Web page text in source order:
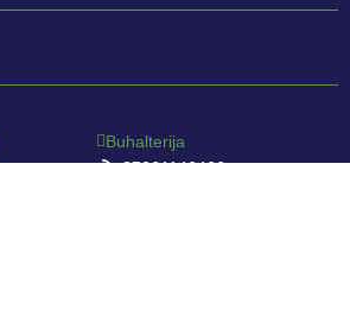
Buhalterija
+37061146466